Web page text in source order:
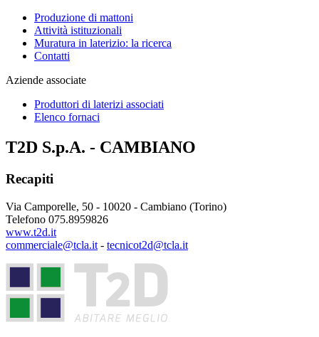
Produzione di mattoni
Attività istituzionali
Muratura in laterizio: la ricerca
Contatti
Aziende associate
Produttori di laterizi associati
Elenco fornaci
T2D S.p.A. - CAMBIANO
Recapiti
Via Camporelle, 50 - 10020 - Cambiano (Torino)
Telefono 075.8959826
www.t2d.it
commerciale@tcla.it - tecnicot2d@tcla.it